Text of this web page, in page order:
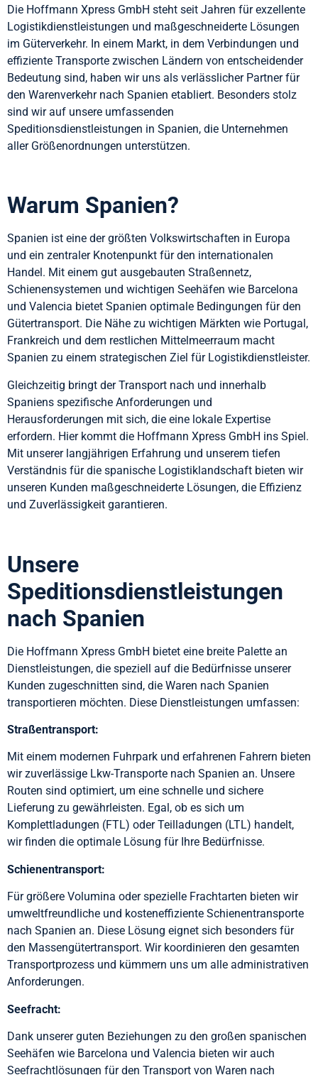
Die Hoffmann Xpress GmbH steht seit Jahren für exzellente
Logistikdienstleistungen und maßgeschneiderte Lösungen
im Güterverkehr. In einem Markt, in dem Verbindungen und
effiziente Transporte zwischen Ländern von entscheidender
Bedeutung sind, haben wir uns als verlässlicher Partner für
den Warenverkehr nach Spanien etabliert. Besonders stolz
sind wir auf unsere umfassenden
Speditionsdienstleistungen in Spanien, die Unternehmen
aller Größenordnungen unterstützen.
Warum Spanien?
Spanien ist eine der größten Volkswirtschaften in Europa
und ein zentraler Knotenpunkt für den internationalen
Handel. Mit einem gut ausgebauten Straßennetz,
Schienensystemen und wichtigen Seehäfen wie Barcelona
und Valencia bietet Spanien optimale Bedingungen für den
Gütertransport. Die Nähe zu wichtigen Märkten wie Portugal,
Frankreich und dem restlichen Mittelmeerraum macht
Spanien zu einem strategischen Ziel für Logistikdienstleister.
Gleichzeitig bringt der Transport nach und innerhalb
Spaniens spezifische Anforderungen und
Herausforderungen mit sich, die eine lokale Expertise
erfordern. Hier kommt die Hoffmann Xpress GmbH ins Spiel.
Mit unserer langjährigen Erfahrung und unserem tiefen
Verständnis für die spanische Logistiklandschaft bieten wir
unseren Kunden maßgeschneiderte Lösungen, die Effizienz
und Zuverlässigkeit garantieren.
Unsere
Speditionsdienstleistungen
nach Spanien
Die Hoffmann Xpress GmbH bietet eine breite Palette an
Dienstleistungen, die speziell auf die Bedürfnisse unserer
Kunden zugeschnitten sind, die Waren nach Spanien
transportieren möchten. Diese Dienstleistungen umfassen:
Straßentransport:
Mit einem modernen Fuhrpark und erfahrenen Fahrern bieten
wir zuverlässige Lkw-Transporte nach Spanien an. Unsere
Routen sind optimiert, um eine schnelle und sichere
Lieferung zu gewährleisten. Egal, ob es sich um
Komplettladungen (FTL) oder Teilladungen (LTL) handelt,
wir finden die optimale Lösung für Ihre Bedürfnisse.
Schienentransport:
Für größere Volumina oder spezielle Frachtarten bieten wir
umweltfreundliche und kosteneffiziente Schienentransporte
nach Spanien an. Diese Lösung eignet sich besonders für
den Massengütertransport. Wir koordinieren den gesamten
Transportprozess und kümmern uns um alle administrativen
Anforderungen.
Seefracht:
Dank unserer guten Beziehungen zu den großen spanischen
Seehäfen wie Barcelona und Valencia bieten wir auch
Seefrachtlösungen für den Transport von Waren nach